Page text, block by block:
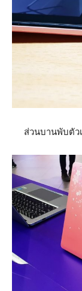
ส่วนบานพับตัว